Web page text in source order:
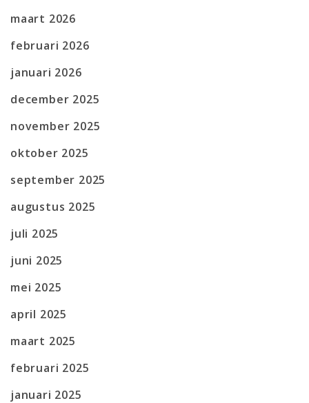
maart 2026
februari 2026
januari 2026
december 2025
november 2025
oktober 2025
september 2025
augustus 2025
juli 2025
juni 2025
mei 2025
april 2025
maart 2025
februari 2025
januari 2025